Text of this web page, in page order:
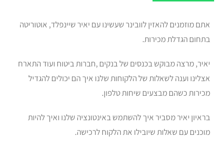
אתם מוזמנים להאזין לוובינר שעשינו עם יאיר שיינפלד, אוטוריטה
בתחום הגדלת מכירות.
יאיר, מרצה מבוקש בכנסים של בנקים ,חברות ביטוח ועוד התארח
אצלינו וענה לשאלות של הלקוחות שלנו איך הם יכולים להגדיל
מכירות כשהם מבצעים שיחות טלפון.
בראיון יאיר מסביר איך להשתמש באינטונציה שלנו ואיך להיות
מוכנים עם שאלות שיובילו את הלקוח לרכישה.